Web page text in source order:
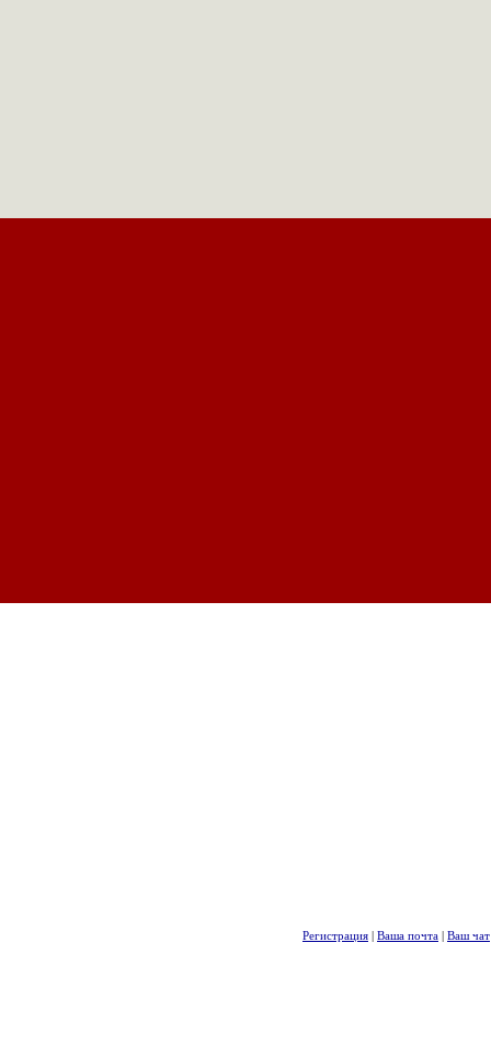
Регистрация | Ваша почта | Ваш чат